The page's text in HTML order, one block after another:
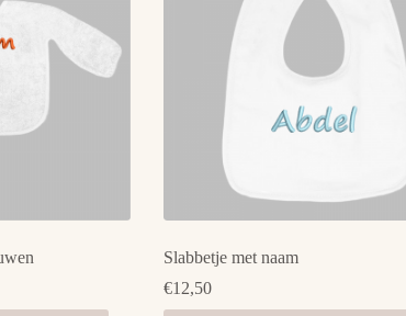
Slabbetje met naam
€12,50